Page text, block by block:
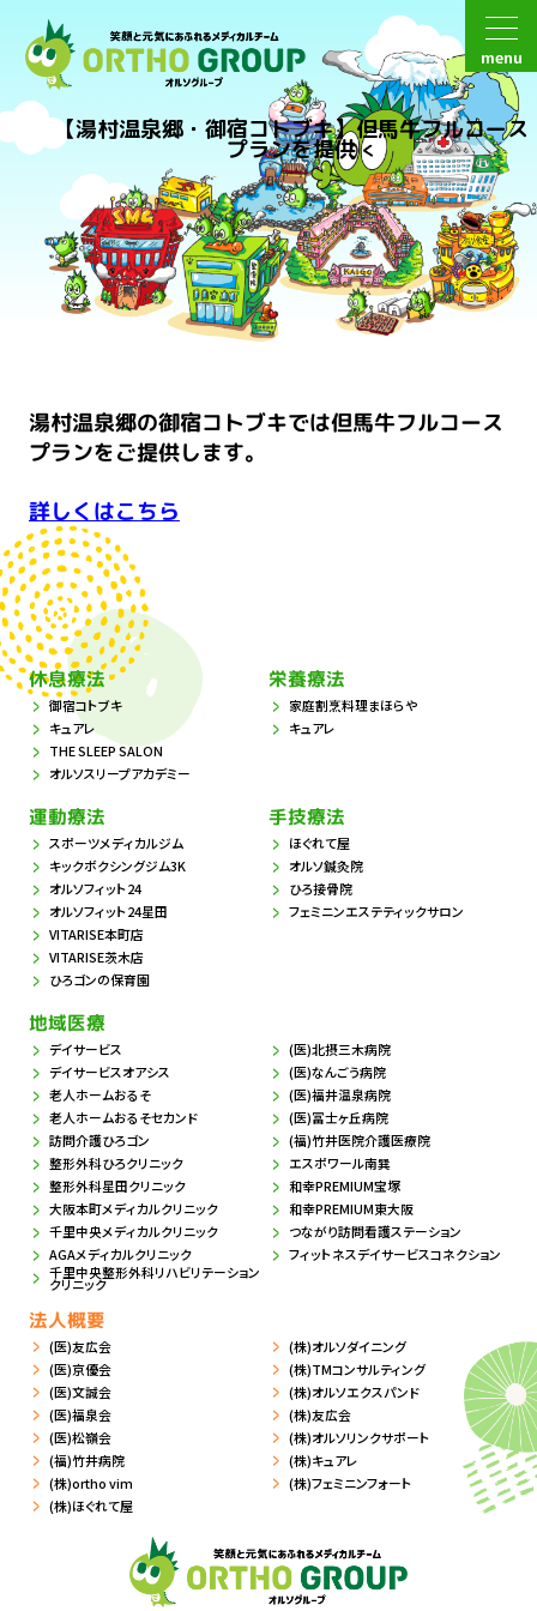
menu
【湯村温泉郷・御宿コトブキ】但馬牛フルコース
プランを提供
湯村温泉郷の御宿コトブキでは但馬牛フルコース
プランをご提供します。
詳しくはこちら
休息療法
御宿コトブキ
キュアレ
THE SLEEP SALON
オルソスリープアカデミー
栄養療法
家庭割烹料理まほらや
キュアレ
運動療法
スポーツメディカルジム
キックボクシングジム3K
オルソフィット24
オルソフィット24星田
VITARISE本町店
VITARISE茨木店
ひろゴンの保育園
手技療法
ほぐれて屋
オルソ鍼灸院
ひろ接骨院
フェミニンエステティックサロン
地域医療
デイサービス
デイサービスオアシス
老人ホームおるそ
老人ホームおるそセカンド
訪問介護ひろゴン
整形外科ひろクリニック
整形外科星田クリニック
大阪本町メディカルクリニック
千里中央メディカルクリニック
AGAメディカルクリニック
千里中央整形外科リハビリテーション
クリニック
(医)北摂三木病院
(医)なんごう病院
(医)福井温泉病院
(医)冨士ヶ丘病院
(福)竹井医院介護医療院
エスポワール南巽
和幸PREMIUM宝塚
和幸PREMIUM東大阪
つながり訪問看護ステーション
フィットネスデイサービスコネクション
法人概要
(医)友広会
(医)京優会
(医)文誠会
(医)福泉会
(医)松嶺会
(福)竹井病院
(株)ortho vim
(株)ほぐれて屋
(株)オルソダイニング
(株)TMコンサルティング
(株)オルソエクスパンド
(株)友広会
(株)オルソリンクサポート
(株)キュアレ
(株)フェミニンフォート